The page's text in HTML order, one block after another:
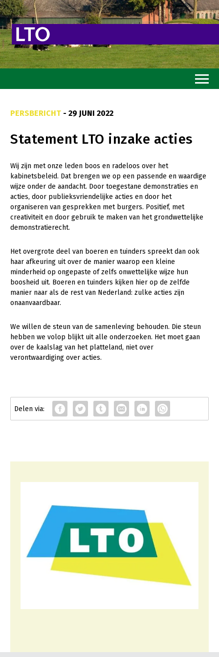
Goed eten
Sterk ondernemerschap
Transitiepaden
Thema’s
Gezonde dieren
Natuur, klimaat en energie
Bodem en water
Platteland en omgeving
Mens, ondernemerschap en onderwijs
Internationaal
Biologische Landbouw
Geitenhouderij
Pluimveehouderij
Schapenhouderij
Varkenshouderij
Vleesveehouderij
Biologische Landbouw
PERSBERICHT - 29 JUNI 2022
Statement LTO inzake acties
Wij zijn met onze leden boos en radeloos over het
kabinetsbeleid. Dat brengen we op een passende en waardige
wijze onder de aandacht. Door toegestane demonstraties en
acties, door publieksvriendelijke acties en door het
organiseren van gesprekken met burgers. Positief, met
creativiteit en door gebruik te maken van het grondwettelijke
demonstratierecht.
Het overgrote deel van boeren en tuinders spreekt dan ook
haar afkeuring uit over de manier waarop een kleine
minderheid op ongepaste of zelfs onwettelijke wijze hun
boosheid uit. Boeren en tuinders kijken hier op de zelfde
manier naar als de rest van Nederland: zulke acties zijn
onaanvaardbaar.
We willen de steun van de samenleving behouden. Die steun
hebben we volop blijkt uit alle onderzoeken. Het moet gaan
over de kaalslag van het platteland, niet over
verontwaardiging over acties.